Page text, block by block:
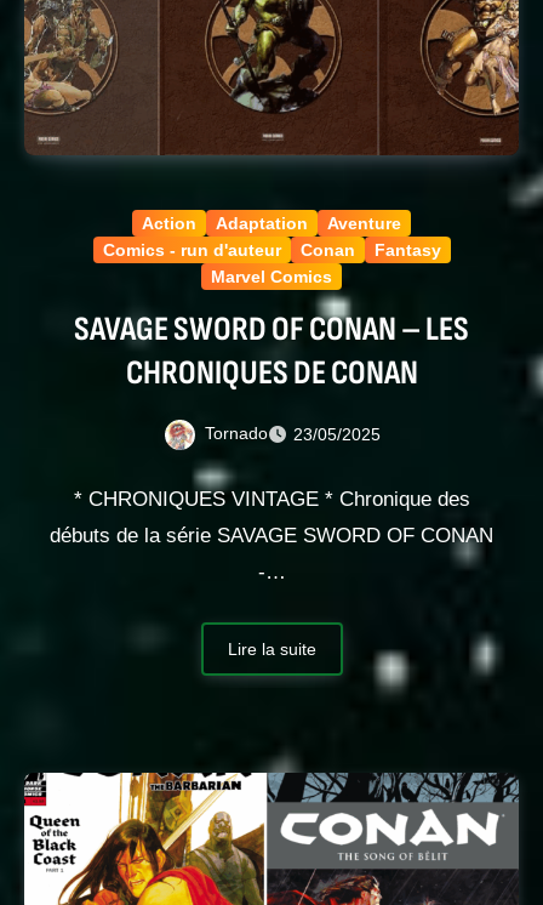
Action Adaptation
Aventure
Comics - run d'auteur
Conan
Fantasy
Marvel Comics
SAVAGE SWORD OF CONAN – LES
CHRONIQUES DE CONAN
Tornado 23/05/2025
* CHRONIQUES VINTAGE * Chronique des
débuts de la série SAVAGE SWORD OF CONAN
-…
Lire la suite